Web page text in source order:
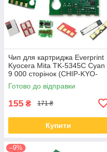
Чип для картриджа Everprint
Kyocera Mita TK-5345C Cyan
9 000 сторінок (CHIP-KYO-
TK-5345C)
Готово до відправки
155 ₴ 171 ₴
Купити
–9%